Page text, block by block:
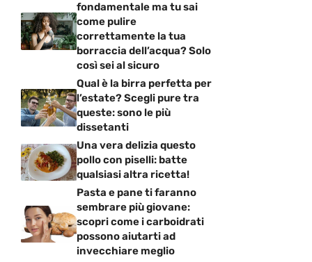
fondamentale ma tu sai
come pulire
correttamente la tua
borraccia dell’acqua? Solo
così sei al sicuro
Qual è la birra perfetta per
l’estate? Scegli pure tra
queste: sono le più
dissetanti
Una vera delizia questo
pollo con piselli: batte
qualsiasi altra ricetta!
Pasta e pane ti faranno
sembrare più giovane:
scopri come i carboidrati
possono aiutarti ad
invecchiare meglio